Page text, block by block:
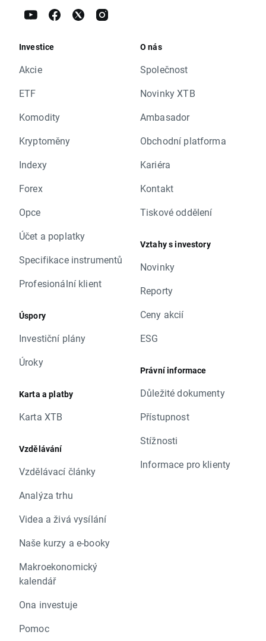
Investice
Akcie
ETF
Komodity
Kryptoměny
Indexy
Forex
Opce
Účet a poplatky
Specifikace instrumentů
Profesionální klient
Úspory
Investiční plány
Úroky
Karta a platby
Karta XTB
Vzdělávání
Vzdělávací články
Analýza trhu
Videa a živá vysílání
Naše kurzy a e-booky
Makroekonomický
kalendář
Ona investuje
Pomoc
O nás
Společnost
Novinky XTB
Ambasador
Obchodní platforma
Kariéra
Kontakt
Tiskové oddělení
Vztahy s investory
Novinky
Reporty
Ceny akcií
ESG
Právní informace
Důležité dokumenty
Přístupnost
Stížnosti
Informace pro klienty